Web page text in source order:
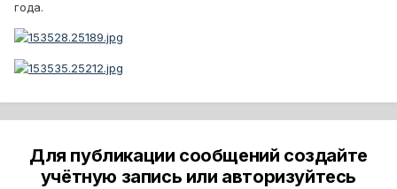
года.
Для публикации сообщений создайте
учётную запись или авторизуйтесь